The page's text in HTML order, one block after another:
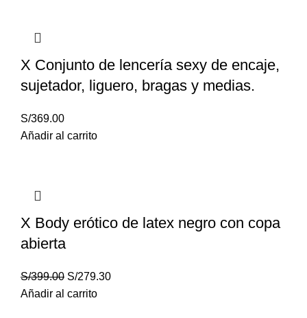
X Conjunto de lencería sexy de encaje,
sujetador, liguero, bragas y medias.
S/369.00
Añadir al carrito
X Body erótico de latex negro con copa
abierta
S/399.00 S/279.30
Añadir al carrito